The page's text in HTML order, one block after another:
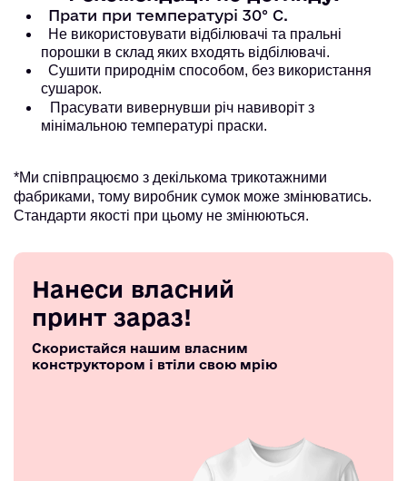
Прати при температурі 30° С.
Не використовувати відбілювачі та пральні
порошки в склад яких входять відбілювачі.
Сушити природнім способом, без використання
сушарок.
Прасувати вивернувши річ навиворіт з
мінімальною температурі праски.
*Ми співпрацюємо з декількома трикотажними
фабриками, тому виробник сумок може змінюватись.
Стандарти якості при цьому не змінюються.
Нанеси власний
принт зараз!
Скористайся нашим власним
конструктором і втіли свою мрію